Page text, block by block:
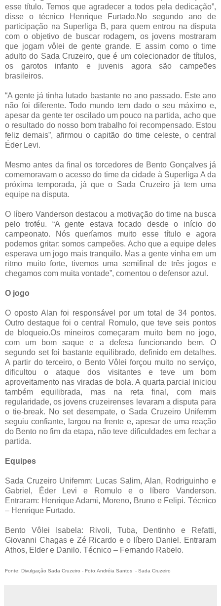
esse título. Temos que agradecer a todos pela dedicação”,
disse o técnico Henrique Furtado.No segundo ano de
participação na Superliga B, para quem entrou na disputa
com o objetivo de buscar rodagem, os jovens mostraram
que jogam vôlei de gente grande. E assim como o time
adulto do Sada Cruzeiro, que é um colecionador de títulos,
os garotos infanto e juvenis agora são campeões
brasileiros.
“A gente já tinha lutado bastante no ano passado. Este ano
não foi diferente. Todo mundo tem dado o seu máximo e,
apesar da gente ter oscilado um pouco na partida, acho que
o resultado do nosso bom trabalho foi recompensado. Estou
feliz demais”, afirmou o capitão do time celeste, o central
Éder Levi.
Mesmo antes da final os torcedores de Bento Gonçalves já
comemoravam o acesso do time da cidade à Superliga A da
próxima temporada, já que o Sada Cruzeiro já tem uma
equipe na disputa.
O líbero Vanderson destacou a motivação do time na busca
pelo troféu. “A gente estava focado desde o início do
campeonato. Nós queríamos muito esse título e agora
podemos gritar: somos campeões. Acho que a equipe deles
esperava um jogo mais tranquilo. Mas a gente vinha em um
ritmo muito forte, tivemos uma semifinal de três jogos e
chegamos com muita vontade”, comentou o defensor azul.
O jogo
O oposto Alan foi responsável por um total de 34 pontos.
Outro destaque foi o central Romulo, que teve seis pontos
de bloqueio.Os mineiros começaram muito bem no jogo,
com um bom saque e a defesa funcionando bem. O
segundo set foi bastante equilibrado, definido em detalhes.
A partir do terceiro, o Bento Vôlei forçou muito no serviço,
dificultou o ataque dos visitantes e teve um bom
aproveitamento nas viradas de bola. A quarta parcial iniciou
também equilibrada, mas na reta final, com mais
regularidade, os jovens cruzeirenses levaram a disputa para
o tie-break. No set desempate, o Sada Cruzeiro Unifemm
seguiu confiante, largou na frente e, apesar de uma reação
do Bento no fim da etapa, não teve dificuldades em fechar a
partida.
Equipes
Sada Cruzeiro Unifemm: Lucas Salim, Alan, Rodriguinho e
Gabriel, Éder Levi e Romulo e o líbero Vanderson.
Entraram: Henrique Adami, Moreno, Bruno e Felipi. Técnico
– Henrique Furtado.
Bento Vôlei Isabela: Rivoli, Tuba, Dentinho e Refatti,
Giovanni Chagas e Zé Ricardo e o líbero Daniel. Entraram
Athos, Elder e Danilo. Técnico – Fernando Rabelo.
Fonte: Divulgação Sada Cruzeiro - Foto:Andréia Santos - Sada Cruzeiro